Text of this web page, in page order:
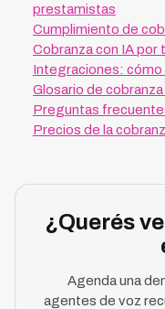
prestamistas
Cumplimiento de
Cobranza con IA por
Integraciones:
Glosario de
Preguntas
Precios de la
¿Querés
Agenda una
agentes de voz